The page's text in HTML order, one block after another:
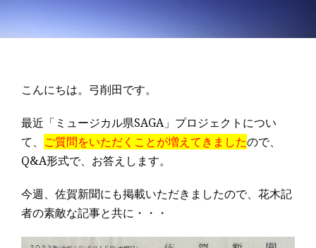
こんにちは。弓削田です。
最近「ミュージカル県SAGA」プロジェクトについ
て、 ご質問をいただくことが増えてきましたので、
Q&A形式で、お答えします。
今週、佐賀新聞にも掲載いただきましたので、花木記
者の素敵な記事と共に・・・